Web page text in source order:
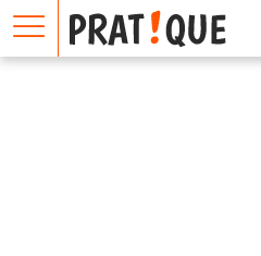
E
m
a